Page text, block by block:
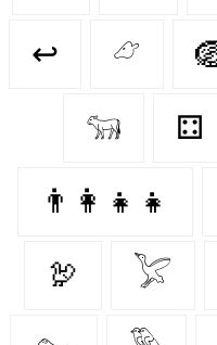
↩ 𓃿
𓃔 ⚃
👨‍👩‍👧‍👧
🦃 𓅯